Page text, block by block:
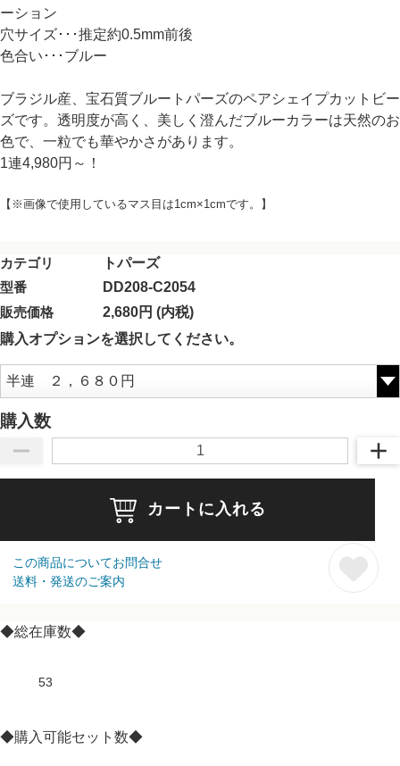
ーション
穴サイズ･･･推定約0.5mm前後
色合い･･･ブルー
ブラジル産、宝石質ブルートパーズのペアシェイプカットビー
ズです。透明度が高く、美しく澄んだブルーカラーは天然のお
色で、一粒でも華やかさがあります。
1連4,980円～！
【※画像で使用しているマス目は1cm×1cmです。】
カテゴリ
トパーズ
型番
DD208-C2054
販売価格
2,680円 (内税)
購入オプションを選択してください。
購入数
カートに入れる
この商品についてお問合せ
送料・発送のご案内
◆総在庫数◆
53
◆購入可能セット数◆